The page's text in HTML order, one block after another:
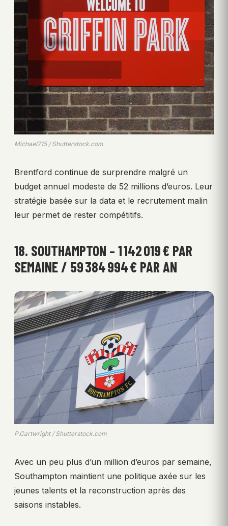
Michael715 / Shutterstock.com
Brentford continue de surprendre malgré un
budget annuel modeste de 52 millions d’euros. Leur
stratégie basée sur la data et le recrutement malin
leur permet de rester compétitifs.
18. SOUTHAMPTON – 1 142 019 € PAR
SEMAINE / 59 384 994 € PAR AN
P.Cartwright / Shutterstock.com
Avec un peu plus d’un million d’euros par semaine,
Southampton maintient une politique axée sur les
jeunes talents et la reconstruction après des
saisons instables.